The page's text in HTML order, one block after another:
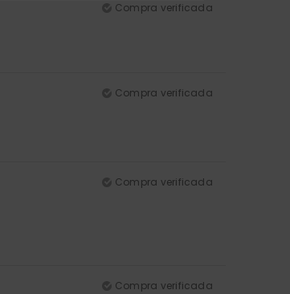
Compra verificada
Compra verificada
Compra verificada
Compra verificada